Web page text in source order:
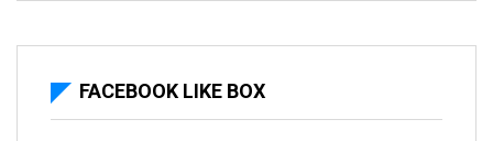
FACEBOOK LIKE BOX